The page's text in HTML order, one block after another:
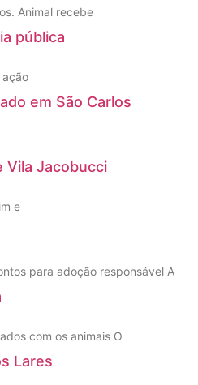
Animal recebe
pública
ação
em São Carlos
Vila Jacobucci
e
para adoção responsável A
com os animais O
Lares